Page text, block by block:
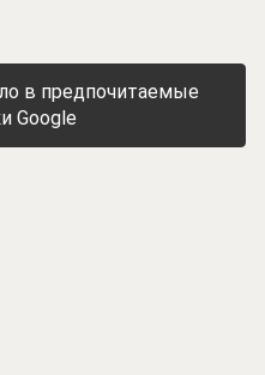
в предпочитаемые
Google